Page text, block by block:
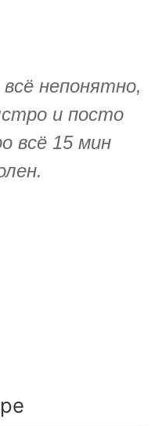
всё непонятно,
и посто
всё 15 мин